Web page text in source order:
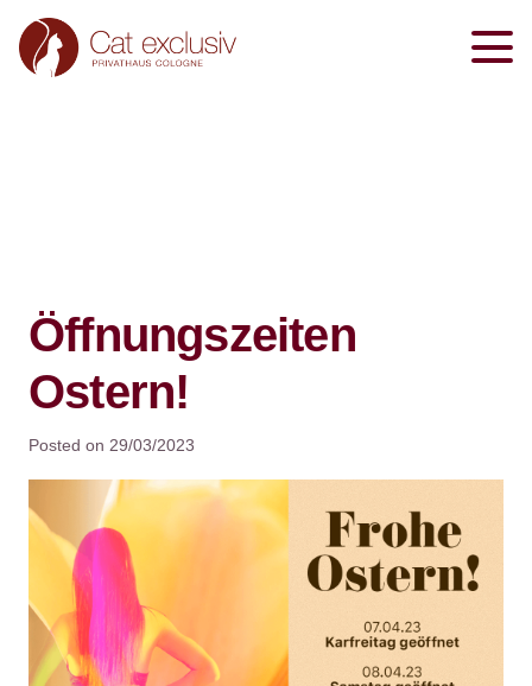
Öffnungszeiten
Ostern!
Posted on 29/03/2023